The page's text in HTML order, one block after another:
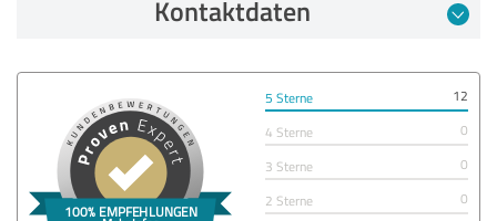
Kontaktdaten
5 Sterne
12
4 Sterne
0
3 Sterne
0
2 Sterne
0